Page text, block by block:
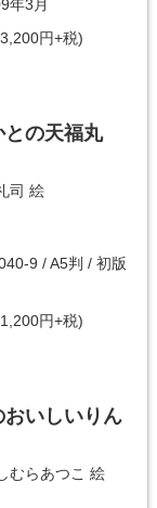
年3月
円+税)
との天福丸
司 絵
9 / A5判 / 初版
円+税)
いしいりん
むらあつこ 絵